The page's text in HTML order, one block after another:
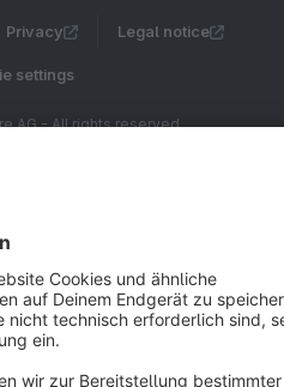
Privacy Legal notice
settings
AG - All rights reserved
of the statutory value-added tax